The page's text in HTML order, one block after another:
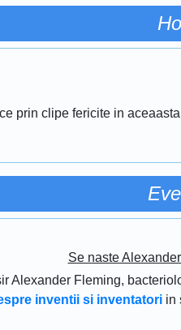
prin clipe fericite in
Se naste
Alexander Fleming,
inventii si inventatori in